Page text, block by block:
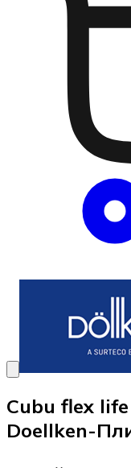
Cubu flex
Doellken-